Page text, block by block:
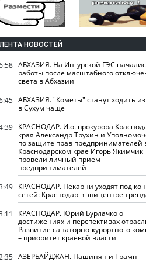
ЛЕНТА НОВОСТЕЙ
АБХАЗИЯ. На Ингурской ГЭС
работы после масштабного
света в Абхазии
АБХАЗИЯ. "Кометы" станут ходить
в Сухум чаще
КРАСНОДАР. И.о. прокурора
края Александр Трухин и
по защите прав предпринимателей
Краснодарском крае Игорь Якимчик
провели личный прием
предпринимателей
КРАСНОДАР. Пекарни уходят под
сетей: Краснодар в эпицентре
КРАСНОДАР. Юрий Бурлачко о
достижениях и перспективах
Развитие санаторно-курортного
– приоритет краевой власти
АЗЕРБАЙДЖАН. Пашинян и Трамп